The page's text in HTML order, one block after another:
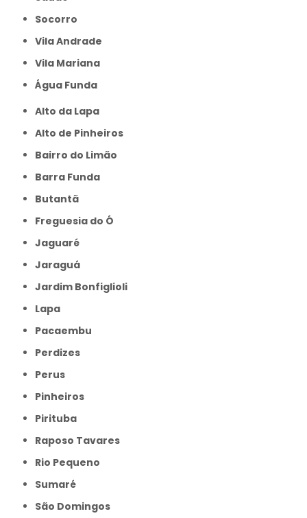
Socorro
Vila Andrade
Vila Mariana
Água Funda
Alto da Lapa
Alto de Pinheiros
Bairro do Limão
Barra Funda
Butantã
Freguesia do Ó
Jaguaré
Jaraguá
Jardim Bonfiglioli
Lapa
Pacaembu
Perdizes
Perus
Pinheiros
Pirituba
Raposo Tavares
Rio Pequeno
Sumaré
São Domingos